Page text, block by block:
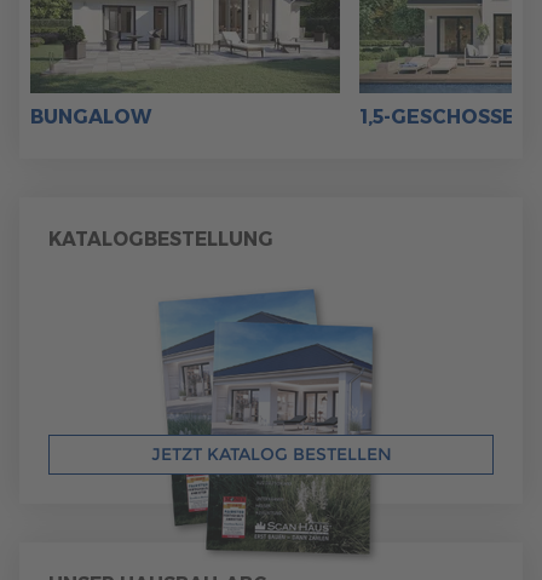
BUNGALOW 1,5-GESCHOSSER
KATALOGBESTELLUNG
JETZT KATALOG BESTELLEN